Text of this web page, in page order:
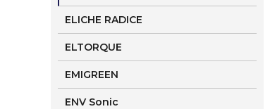
ELICHE RADICE
ELTORQUE
EMIGREEN
ENV Sonic